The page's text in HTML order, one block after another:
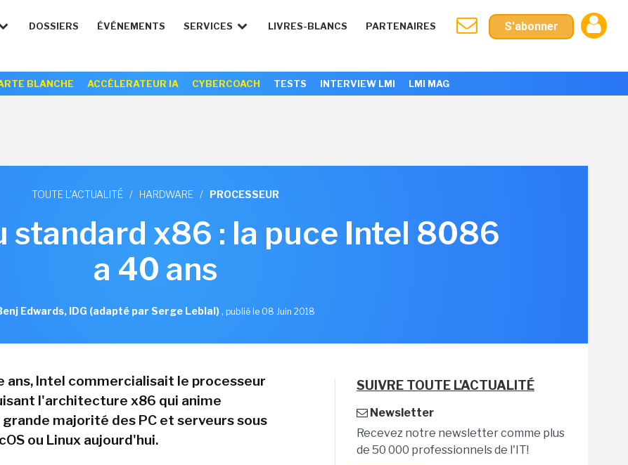
DOSSIERS ÉVÉNEMENTS SERVICES LIVRES-BLANCS PARTENAIRES S'abonner
BLANCHE ACCÉLERATEUR IA CYBERCOACH TESTS INTERVIEW LMI LMI MAG
TOUTE L'ACTUALITÉ / HARDWARE / PROCESSEUR
standard x86 : la puce Intel 8086
a 40 ans
Edwards, IDG (adapté par Serge Leblal), publié le 08 Juin 2018
ans, Intel commercialisait le processeur
l'architecture x86 qui anime
majorité des PC et serveurs sous
ou Linux aujourd'hui.
SUIVRE TOUTE L'ACTUALITÉ
Newsletter
Recevez notre newsletter comme plus
de 50 000 professionnels de l'IT!